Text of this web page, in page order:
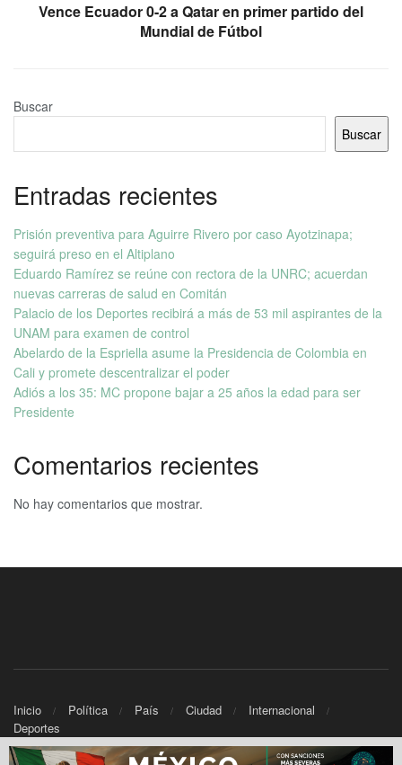
Vence Ecuador 0-2 a Qatar en primer partido del
Mundial de Fútbol
Buscar
Buscar
Entradas recientes
Prisión preventiva para Aguirre Rivero por caso Ayotzinapa;
seguirá preso en el Altiplano
Eduardo Ramírez se reúne con rectora de la UNRC; acuerdan
nuevas carreras de salud en Comitán
Palacio de los Deportes recibirá a más de 53 mil aspirantes de la
UNAM para examen de control
Abelardo de la Espriella asume la Presidencia de Colombia en
Cali y promete descentralizar el poder
Adiós a los 35: MC propone bajar a 25 años la edad para ser
Presidente
Comentarios recientes
No hay comentarios que mostrar.
Inicio Política País Ciudad
Internacional
Deportes
© 2025 Informativo Noticias - Powered byTWC Networks.